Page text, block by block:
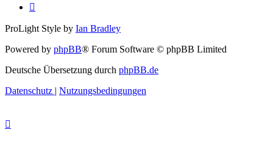
ProLight Style by Ian Bradley
Powered by phpBB® Forum Software © phpBB Limited
Deutsche Übersetzung durch phpBB.de
Datenschutz | Nutzungsbedingungen